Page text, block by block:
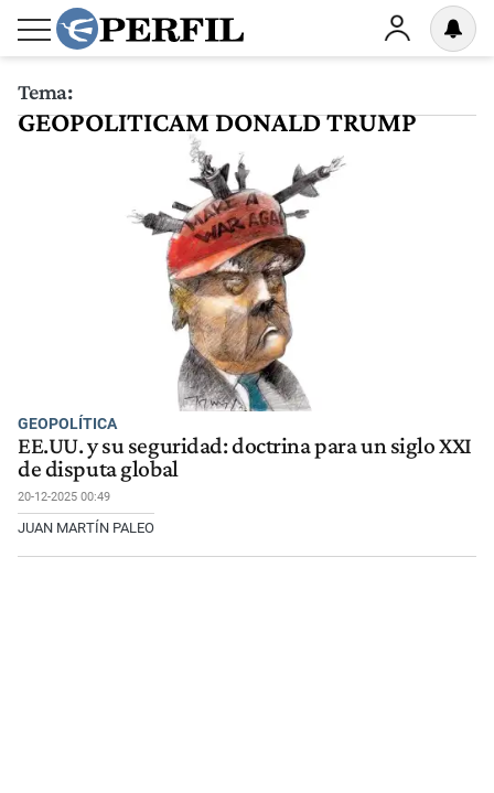
Tema:
GEOPOLITICAM DONALD TRUMP
GEOPOLÍTICA
EE.UU. y su seguridad: doctrina para un siglo XXI
de disputa global
20-12-2025 00:49
JUAN MARTÍN PALEO